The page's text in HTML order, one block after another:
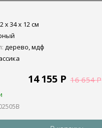
х 34 х 12 см
дерево, мдф
14 155 Р 16 654Р